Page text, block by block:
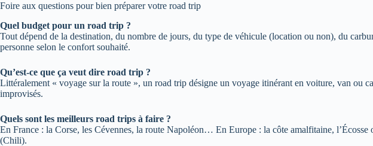
Foire aux questions pour bien préparer votre road trip
Quel budget pour un road trip ?
Tout dépend de la destination, du nombre de jours, du type de véhicule (location ou non), du
personne selon le confort souhaité.
Qu’est-ce que ça veut dire road trip ?
Littéralement « voyage sur la route », un road trip désigne un voyage itinérant en voiture, van ou
improvisés.
Quels sont les meilleurs road trips à faire ?
En France : la Corse, les Cévennes, la route Napoléon… En Europe : la côte amalfitaine,
(Chili).